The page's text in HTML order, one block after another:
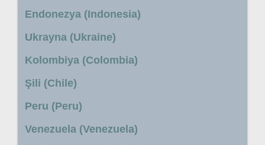
Endonezya (Indonesia)
Ukrayna (Ukraine)
Kolombiya (Colombia)
Şili (Chile)
Peru (Peru)
Venezuela (Venezuela)